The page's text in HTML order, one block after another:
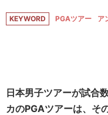
KEYWORD PGAツアー ア
日本男子ツアーが試合
カのPGAツアーは、そ